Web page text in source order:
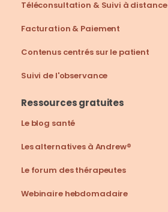
Téléconsultation & Suivi à distance
Facturation & Paiement
Contenus centrés sur le patient
Suivi de l'observance
Ressources gratuites
Le blog santé
Les alternatives à Andrew®
Le forum des thérapeutes
Webinaire hebdomadaire